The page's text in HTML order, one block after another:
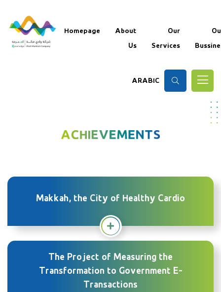
Homepage
About
Us
Our
Services
ARABIC
Makkah, the City of Healthy Cardio
The Project of Measuring the
Transformation to Government E-
Transactions